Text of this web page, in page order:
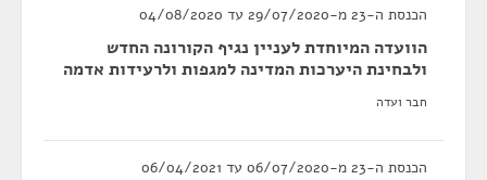
הכנסת ה-23 מ-29/07/2020 עד 04/08/2020
הוועדה המיוחדת לעניין נגיף הקורונה החדש
ולבחינת היערכות המדינה למגפות ולרעידות אדמה
חבר ועדה
הכנסת ה-23 מ-06/07/2020 עד 06/04/2021